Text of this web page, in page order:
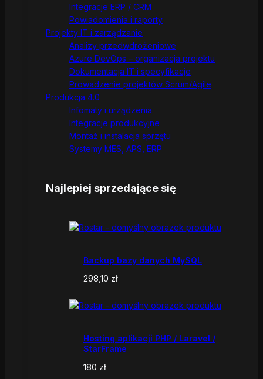
Integracje ERP / CRM
Powiadomienia i raporty
Projekty IT i zarządzanie
Analizy przedwdrożeniowe
Azure DevOps – organizacja projektu
Dokumentacja IT i specyfikacje
Prowadzenie projektów Scrum/Agile
Produkcja 4.0
Infomaty i urządzenia
Integracje produkcyjne
Montaż i instalacja sprzętu
Systemy MES, APS, ERP
Najlepiej sprzedające się
Backup bazy danych MySQL
298,10 zł
Hosting aplikacji PHP / Laravel /
StarFrame
180 zł